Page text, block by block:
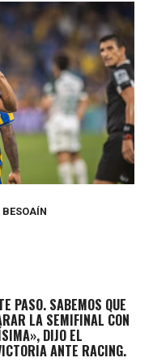
PASO. SABEMOS QUE
LA SEMIFINAL CON
DIJO EL
ANTE RACING.